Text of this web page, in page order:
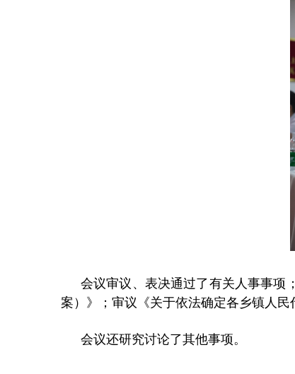
会议审议、表决通过了有关人事事项
案）》；审议《关于依法确定各乡镇人民
会议还研究讨论了其他事项。